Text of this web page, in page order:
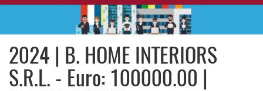
2024 | B. HOME INTERIORS
S.R.L. - Euro: 100000.00 |